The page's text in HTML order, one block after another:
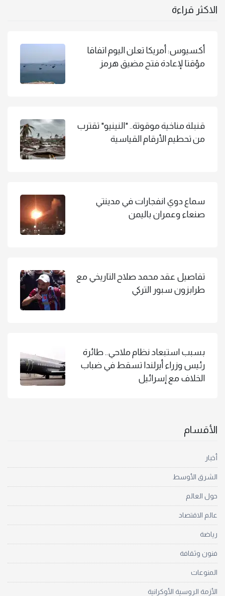
الاكثر قراءة
أكسيوس: أمريكا تعلن اليوم اتفاقا
مؤقتا لإعادة فتح مضيق هرمز
قنبلة مناخية موقوتة.. "النينيو" تقترب
من تحطيم الأرقام القياسية
سماع دوي انفجارات في مدينتي
صنعاء وعمران باليمن
تفاصيل عقد محمد صلاح التاريخي مع
طرابزون سبور التركي
بسبب استبعاد نظام ملاحي.. طائرة
رئيس وزراء أيرلندا تسقط في ضباب
الخلاف مع إسرائيل
الأقسام
أخبار
الشرق الأوسط
حول العالم
عالم الاقتصاد
رياضة
فنون وثقافة
المنوعات
الأزمة الروسية الأوكرانية